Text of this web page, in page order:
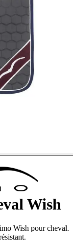
Wish
Wish pour cheval.